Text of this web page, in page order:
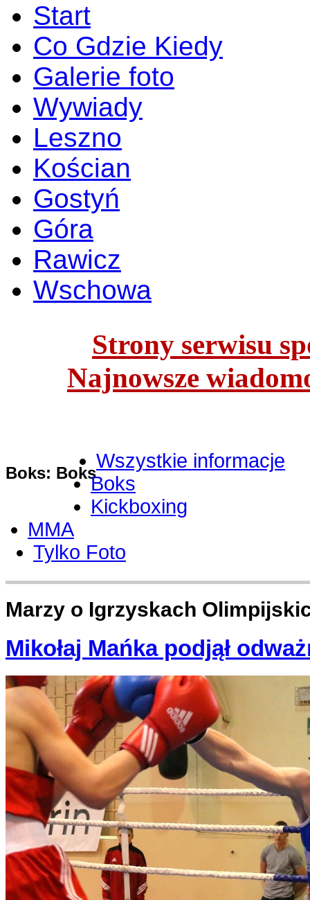
Start
Co Gdzie Kiedy
Galerie foto
Wywiady
Leszno
Kościan
Gostyń
Góra
Rawicz
Wschowa
Strony serwisu
Najnowsze
Boks: Boks
Wszystkie informacje
Boks
Kickboxing
MMA
Tylko Foto
Marzy o Igrzyskach
Mikołaj Mańka podjął